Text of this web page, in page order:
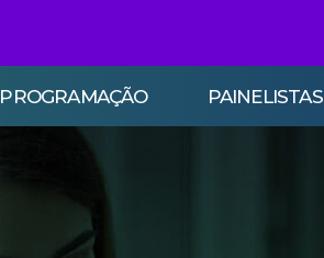
PROGRAMAÇÃO PAINELISTAS